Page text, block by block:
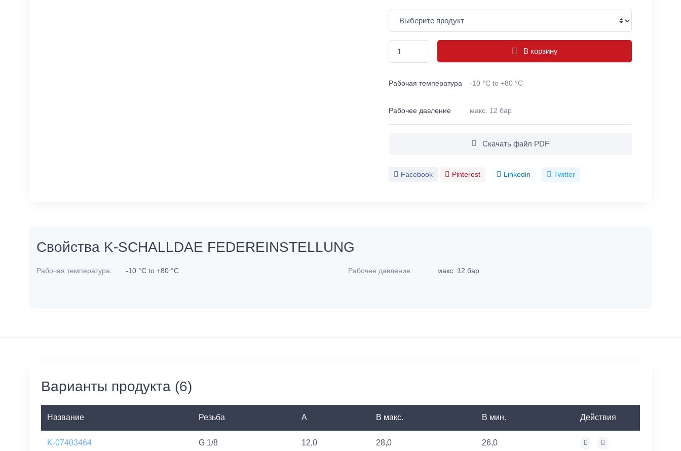
В корзину
Рабочая температура -10 °C to +80 °C
Рабочее давление макс. 12 бар
Скачать файл PDF
Facebook Pinterest Linkedin Twitter
Свойства K-SCHALLDAE FEDEREINSTELLUNG
Рабочая температура: -10 °C to +80 °C Рабочее давление: макс. 12 бар
Варианты продукта (6)
Название Резьба A В макс. В мин. Действия
K-07403464 G 1/8 12,0 28,0 26,0